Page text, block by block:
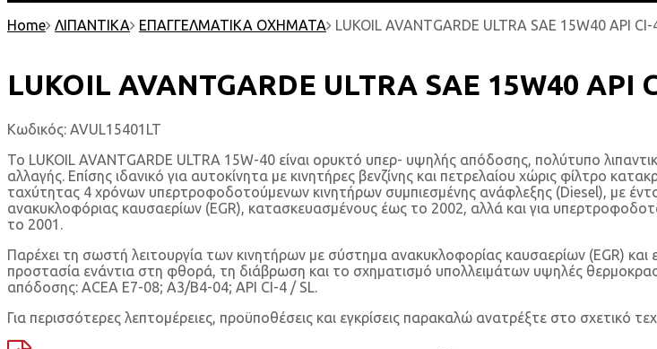
Home ΛΙΠΑΝΤΙΚΑ ΕΠΑΓΓΕΛΜΑΤΙΚΑ ΟΧΗΜΑΤΑ LUKOIL AVANTGARDE ULTRA SAE 15W40 API
LUKOIL AVANTGARDE ULTRA SAE 15W40 API
Κωδικός: AVUL15401LT
Το LUKOIL AVANTGARDE ULTRA 15W-40 είναι ορυκτό υπερ- υψηλής απόδοσης, πολύτυπο
αλλαγής. Επίσης ιδανικό για αυτοκίνητα με κινητήρες βενζίνης και πετρελαίου χώρις φίλτρο
ταχύτητας 4 χρόνων υπερτροφοδοτούμενων κινητήρων συμπιεσμένης ανάφλεξης (Diesel), με
ανακυκλοφόριας καυσαερίων (EGR), κατασκευασμένους έως το 2002, αλλά και για
το 2001.
Παρέχει τη σωστή λειτουργία των κινητήρων με σύστημα ανακυκλοφορίας καυσαερίων (EGR) και
προστασία ενάντια στη φθορά, τη διάβρωση και το σχηματισμό υπολλειμάτων υψηλές
απόδοσης: ACEA E7-08; A3/B4-04; API CI-4 / SL.
Για περισσότερες λεπτομέρειες, προϋποθέσεις και εγκρίσεις παρακαλώ ανατρέξτε στο σχετικό